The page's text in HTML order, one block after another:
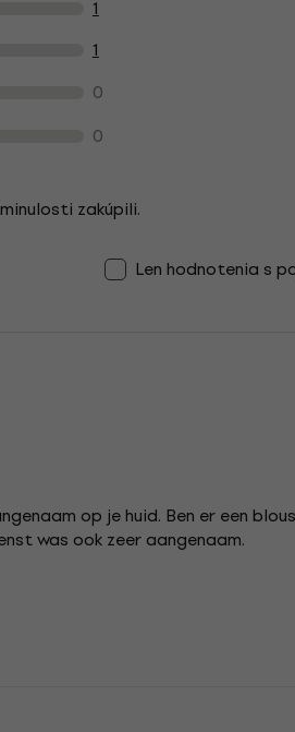
1
1
0
0
zakúpili.
Len hodnotenia s
op je huid. Ben er een
was ook zeer aangenaam.